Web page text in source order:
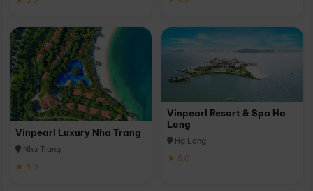
Vinpearl Luxury Nha Trang
Nha Trang
★ 5.0
Vinpearl Resort & Spa Ha
Long
Hạ Long
★ 5.0